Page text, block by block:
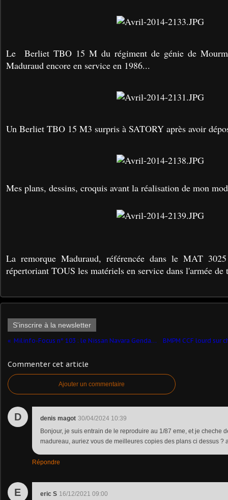
Le Berliet TBO 15 M du régiment de génie de
Maduraud encore en service en 1986...
Un Berliet TBO 15 M3 surpris à SATORY après avoir
Mes plans, dessins, croquis avant la réalisation de mon
La remorque Maduraud, référencée dans le MAT
répertoriant TOUS les matériels en service dans l'armée de
S'inscrire à la newsletter
Milinfo-Focus n° 103 : le Nissan Navara Gendarmerie au 1/43
Commenter cet article
Ajouter un commentaire
D denis magot 30/04/2024 10:39
Bonjour, je suis entrain de le reproduire au 1/87 eme, et je cheche
madureau, auriez vous de meilleures copies des plans ci dessus ?
Répondre
E eric S 16/12/2021 09:00